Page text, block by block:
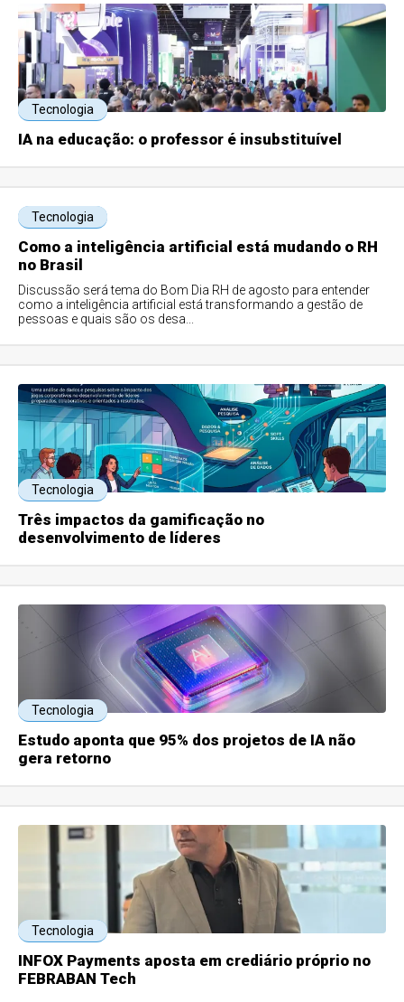
Tecnologia
IA na educação: o professor é insubstituível
Tecnologia
Como a inteligência artificial está mudando o RH
no Brasil
Discussão será tema do Bom Dia RH de agosto para entender
como a inteligência artificial está transformando a gestão de
pessoas e quais são os desa...
Tecnologia
Três impactos da gamificação no
desenvolvimento de líderes
Tecnologia
Estudo aponta que 95% dos projetos de IA não
gera retorno
Tecnologia
INFOX Payments aposta em crediário próprio no
FEBRABAN Tech